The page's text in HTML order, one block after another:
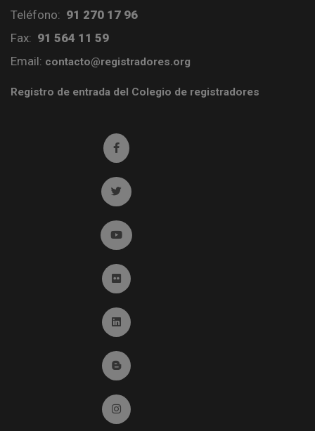
Teléfono: 91 270 17 96
Fax: 91 564 11 59
Email: contacto@registradores.org
Registro de entrada del Colegio de registradores
Ir a facebook (abre en ventana nueva)
Ir a twitter (abre en ventana nueva)
Ir a YouTube (abre en ventana nueva)
Ir a Flickr (abre en ventana nueva)
Ir a Linkedin (abre en ventana nueva)
Ir al Blog (abre en ventana nueva)
Ir a Instagram (abre en ventana nueva)